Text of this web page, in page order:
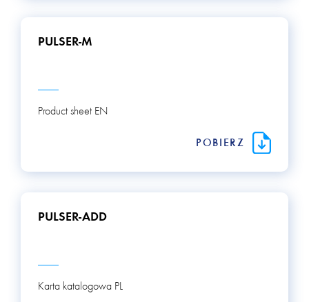
PULSER-M
Product sheet EN
POBIERZ
PULSER-ADD
Karta katalogowa PL